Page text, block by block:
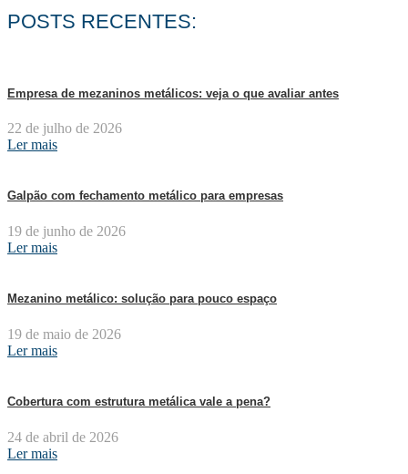
POSTS RECENTES:
Empresa de mezaninos metálicos: veja o que avaliar antes
22 de julho de 2026
Ler mais
Galpão com fechamento metálico para empresas
19 de junho de 2026
Ler mais
Mezanino metálico: solução para pouco espaço
19 de maio de 2026
Ler mais
Cobertura com estrutura metálica vale a pena?
24 de abril de 2026
Ler mais